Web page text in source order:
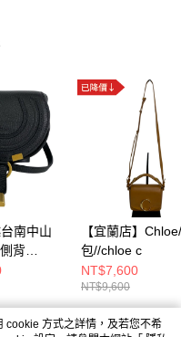
台南中山
背
【宜蘭店】
包//chloe c
NT$7,600
NT$9,600
cookie 方式之詳情，及若您不希